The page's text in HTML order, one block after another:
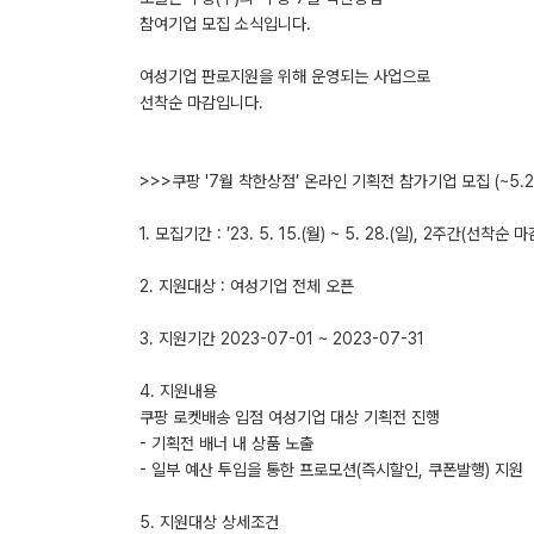
참여기업 모집 소식입니다.
여성기업 판로지원을 위해 운영되는 사업으로
선착순 마감입니다.
>>>쿠팡 '7월 착한상점’ 온라인 기획전 참가기업 모집
1. 모집기간 : ’23. 5. 15.(월) ~ 5. 28.(일), 2주간(선착순 마
2. 지원대상 : 여성기업 전체 오픈
3. 지원기간 2023-07-01 ~ 2023-07-31
4. 지원내용
쿠팡 로켓배송 입점 여성기업 대상 기획전 진행
- 기획전 배너 내 상품 노출
- 일부 예산 투입을 통한 프로모션(즉시할인, 쿠폰발행) 지원
5. 지원대상 상세조건